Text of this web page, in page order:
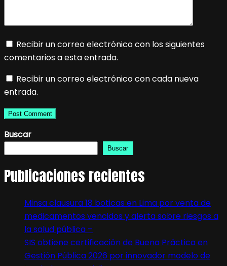
Recibir un correo electrónico con los siguientes
comentarios a esta entrada.
Recibir un correo electrónico con cada nueva
entrada.
Buscar
Buscar
Publicaciones recientes
Minsa clausura 18 boticas en Lima por venta de
medicamentos vencidos y alerta sobre riesgos a
la salud pública –
SIS obtiene certificación de Buena Práctica en
Gestión Pública 2026 por innovador modelo de